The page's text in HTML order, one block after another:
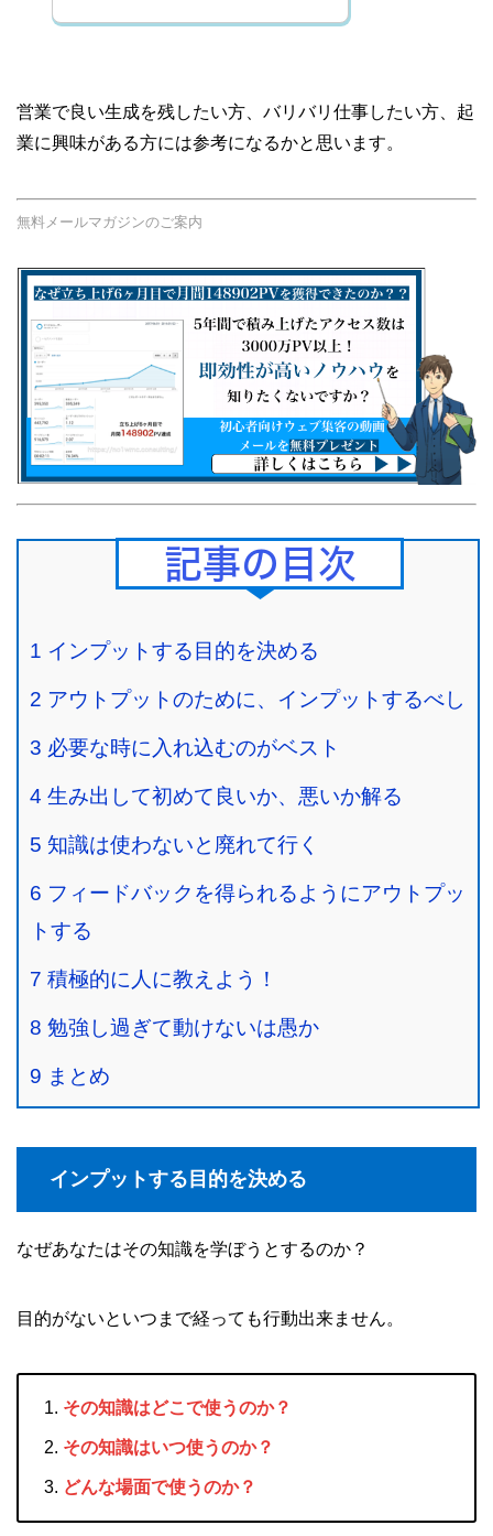
営業で良い生成を残したい方、バリバリ仕事したい方、起
業に興味がある方には参考になるかと思います。
無料メールマガジンのご案内
Contents
1 インプットする目的を決める
2 アウトプットのために、インプットするべし
3 必要な時に入れ込むのがベスト
4 生み出して初めて良いか、悪いか解る
5 知識は使わないと廃れて行く
6 フィードバックを得られるようにアウトプッ
トする
7 積極的に人に教えよう！
8 勉強し過ぎて動けないは愚か
9 まとめ
インプットする目的を決める
なぜあなたはその知識を学ぼうとするのか？
目的がないといつまで経っても行動出来ません。
その知識はどこで使うのか？
その知識はいつ使うのか？
どんな場面で使うのか？